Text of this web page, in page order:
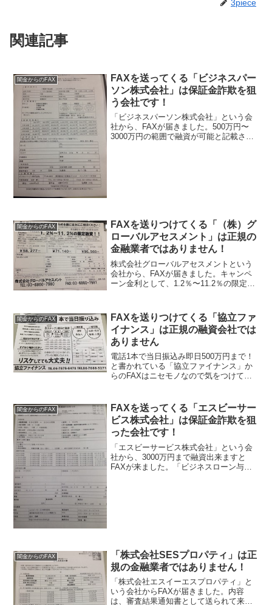
3piece
関連記事
闇金からのFAX
FAXを送ってくる「ビジネスパー
ソン株式会社」は保証金詐欺を狙
う会社です！
「ビジネスパーソン株式会社」という会
社から、FAXが届きました。500万円〜
3000万円の範囲で融資が可能と記載され
闇金からのFAX
FAXを送りつけてくる「（株）グ
ローバルアセスメント」は正規の
金融業者ではありません！
株式会社グローバルアセスメントという
会社から、FAXが届きました。キャンペ
ーン金利として、1.2％〜11.2％の限定融
金融業者のはずがありませんよね。ネッ
トでも、「株式...
闇金からのFAX
FAXを送りつけてくる「協立ファ
イナンス」は正規の融資会社では
ありません
電話1本で当日振込み即日500万円まで！
と書かれている「協立ファイナンス」か
らのFAXはニセモノなので気をつけてく
ウソですよ！電話1本でで500万円もの大
金を貸してく...
闇金からのFAX
FAXを送ってくる「エスビーサー
ビス株式会社」は保証金詐欺を狙
った会社です！
「エスビーサービス株式会社」という会
社から、3000万円まで融資出来ますと
FAXが来ました。「ビジネスローン与信
闇金からのFAX
「株式会社SESプロパティ」は正
規の金融業者ではありません！
「株式会社エスイーエスプロパティ」と
いう会社からFAXが届きました。内容
は、審査結果通知書として送られて来ま